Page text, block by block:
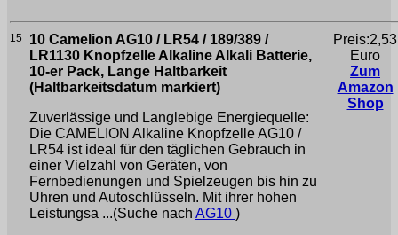
15
10 Camelion AG10 / LR54 / 189/389 /
LR1130 Knopfzelle Alkaline Alkali Batterie,
10-er Pack, Lange Haltbarkeit
(Haltbarkeitsdatum markiert)
Zuverlässige und Langlebige Energiequelle:
Die CAMELION Alkaline Knopfzelle AG10 /
LR54 ist ideal für den täglichen Gebrauch in
einer Vielzahl von Geräten, von
Fernbedienungen und Spielzeugen bis hin zu
Uhren und Autoschlüsseln. Mit ihrer hohen
Leistungsa ...(Suche nach AG10 )
Preis:2,53
Euro
Zum
Amazon
Shop